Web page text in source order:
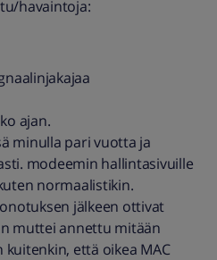
havaintoja:
ajan.
minulla pari vuotta ja
modeemin hallintasivuille
normaalistikin.
jälkeen ottivat
muttei annettu mitään
että oikea MAC